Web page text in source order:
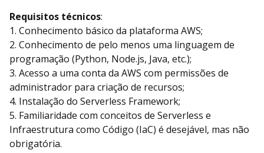
Requisitos técnicos:
1. Conhecimento básico da plataforma AWS;
2. Conhecimento de pelo menos uma linguagem de
programação (Python, Node.js, Java, etc.);
3. Acesso a uma conta da AWS com permissões de
administrador para criação de recursos;
4. Instalação do Serverless Framework;
5. Familiaridade com conceitos de Serverless e
Infraestrutura como Código (IaC) é desejável, mas não
obrigatória.